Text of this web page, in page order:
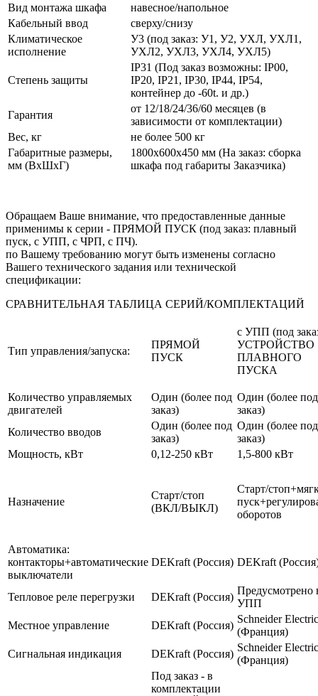
Вид монтажа шкафа
навесное/напольное
Кабельный ввод
сверху/снизу
Климатическое
исполнение
У3 (под заказ: У1, У2, УХЛ, УХЛ1,
УХЛ2, УХЛ3, УХЛ4, УХЛ5)
Степень защиты
IP31 (Под заказ возможны: IP00,
IP20, IP21, IP30, IP44, IP54,
контейнер до -60t. и др.)
Гарантия
от 12/18/24/36/60 месяцев (в
зависимости от комплектации)
Вес, кг
не более 500 кг
Габаритные размеры,
мм (ВхШхГ)
1800х600х450 мм (На заказ: сборка
шкафа под габариты Заказчика)
Обращаем Ваше внимание, что предоставленные данные
применимы к серии - ПРЯМОЙ ПУСК (под заказ: плавный
пуск, с УПП, с ЧРП, с ПЧ).
по Вашему требованию могут быть изменены согласно
Вашего технического задания или технической
спецификации:
СРАВНИТЕЛЬНАЯ ТАБЛИЦА СЕРИЙ/КОМПЛЕКТАЦИЙ
Тип управления/запуска:
ПРЯМОЙ
ПУСК
с УПП (под
УСТРОЙСТВО
ПЛАВНОГО
ПУСКА
Количество управляемых
двигателей
Один (более под
заказ)
Один (более под
заказ)
Количество вводов
Один (более под
заказ)
Один (более под
заказ)
Мощность, кВт
0,12-250 кВт 1,5-800 кВт
Назначение
Старт/стоп
(ВКЛ/ВЫКЛ)
Старт/
оборотов
Автоматика:
контакторы+автоматические
выключатели
DEKraft (Россия) DEKraft
Тепловое реле перегрузки DEKraft (Россия)
Предусмотрено
УПП
Местное управление
DEKraft (Россия)
Schneider Electric
(Франция)
Сигнальная индикация
DEKraft (Россия)
Schneider Electric
(Франция)
Под заказ - в
комплектации